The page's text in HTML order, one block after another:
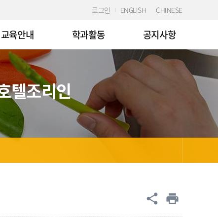
로그인 ENGLISH CHINESE
교육안내 학과활동 공지사항
텔조리인
공유
share print